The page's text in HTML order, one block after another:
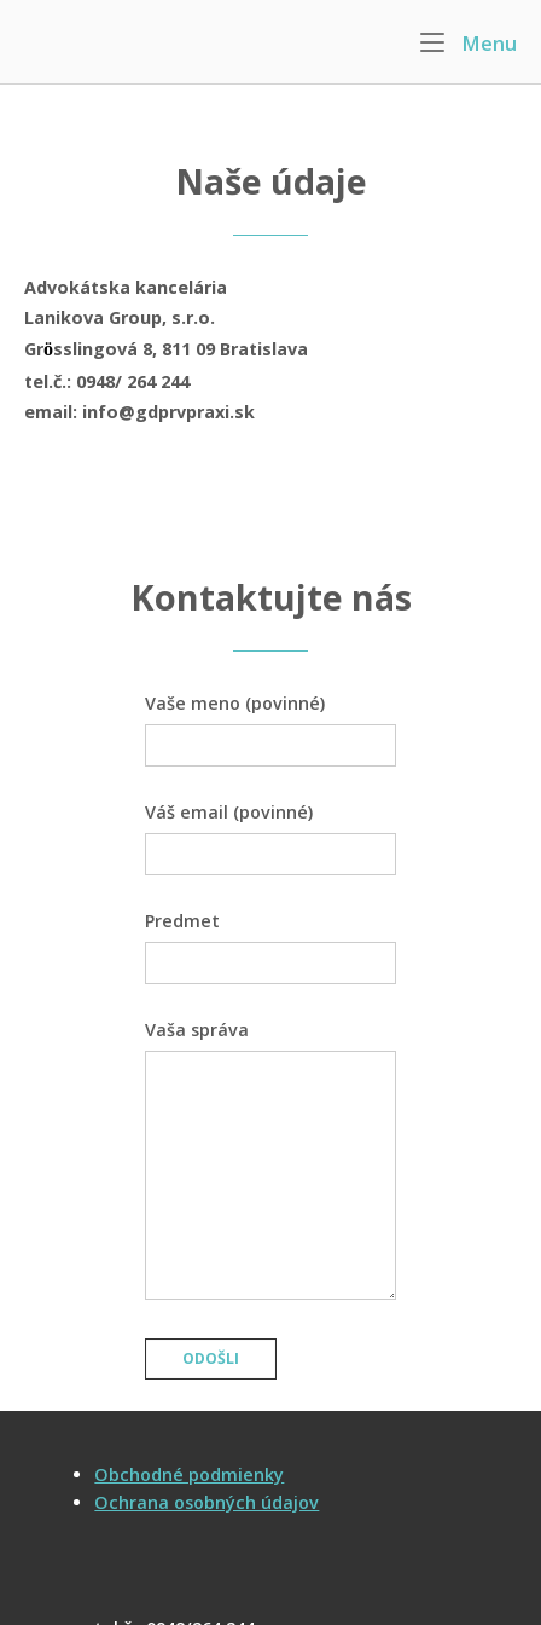
Menu
Naše údaje
Advokátska kancelária
Lanikova Group, s.r.o.
Grösslingová 8, 811 09 Bratislava
tel.č.: 0948/ 264 244
email: info@gdprvpraxi.sk
Kontaktujte nás
Vaše meno (povinné)
Váš email (povinné)
Predmet
Vaša správa
Obchodné podmienky
Ochrana osobných údajov